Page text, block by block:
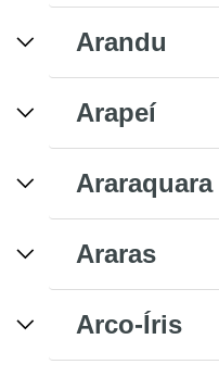
Arandu
Arapeí
Araraquara
Araras
Arco-Íris